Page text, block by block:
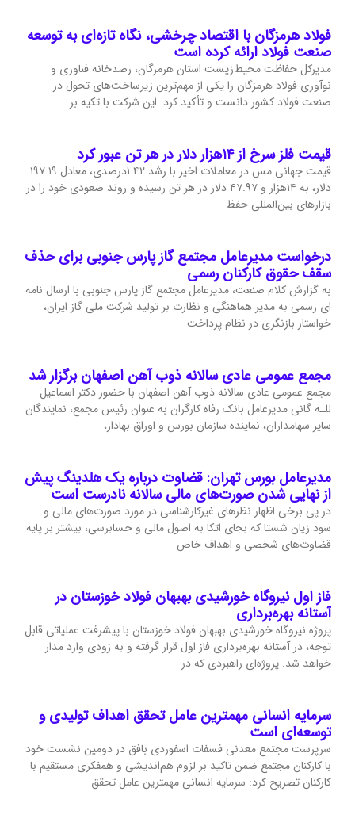
فولاد هرمزگان با اقتصاد چرخشی، نگاه تازه‌ای به توسعه
صنعت فولاد ارائه کرده است
مدیرکل حفاظت محیط‌زیست استان هرمزگان، رصدخانه فناوری و
نوآوری فولاد هرمزگان را یکی از مهم‌ترین زیرساخت‌های تحول در
صنعت فولاد کشور دانست و تأکید کرد: این شرکت با تکیه بر
قیمت فلز سرخ از ۱۴هزار دلار در هر تن عبور کرد
قیمت جهانی مس در معاملات اخیر با رشد ۱.۴۲درصدی، معادل ۱۹۷.۱۹
دلار، به ۱۴هزار و ۴۷.۹۷ دلار در هر تن رسیده و روند صعودی خود را در
بازارهای بین‌المللی حفظ
درخواست مدیرعامل مجتمع گاز پارس جنوبی برای حذف
سقف حقوق کارکنان رسمی
به گزارش کلام صنعت، مدیرعامل مجتمع گاز پارس جنوبی با ارسال نامه
ای رسمی به مدیر هماهنگی و نظارت بر تولید شرکت ملی گاز ایران،
خواستار بازنگری در نظام پرداخت
مجمع عمومی عادی سالانه ذوب آهن اصفهان برگزار شد
مجمع عمومی عادی سالانه ذوب آهن اصفهان با حضور دکتر اسماعیل
للـه گانی مدیرعامل بانک رفاه کارگران به عنوان رئیس مجمع، نمایندگان
سایر سهامداران، نماینده سازمان بورس و اوراق بهادار،
مدیرعامل بورس تهران: قضاوت درباره یک هلدینگ پیش
از نهایی شدن صورت‌های مالی سالانه نادرست است
در پی برخی اظهار نظرهای غیرکارشناسی در مورد صورت‌های مالی و
سود زیان شستا که بجای اتکا به اصول مالی و حسابرسی، بیشتر بر پایه
قضاوت‌‌های شخصی و اهداف خاص
فاز اول نیروگاه خورشیدی بهبهان فولاد خوزستان در
آستانه بهره‌برداری
پروژه نیروگاه خورشیدی بهبهان فولاد خوزستان با پیشرفت عملیاتی قابل‌
توجه، در آستانه بهره‌برداری فاز اول قرار گرفته و به‌ زودی وارد مدار
خواهد شد. پروژه‌ای راهبردی که در
سرمایه انسانی مهمترین عامل تحقق اهداف تولیدی و
توسعه‌ای است
سرپرست مجتمع معدنی فسفات اسفوردی بافق در دومین نشست خود
با کارکنان مجتمع ضمن تاکید بر لزوم هم‌اندیشی و همفکری مستقیم با
کارکنان تصریح کرد: سرمایه انسانی مهمترین عامل تحقق